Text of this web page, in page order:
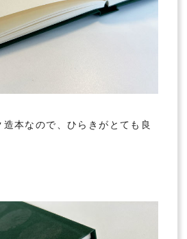
本なので、ひらきがとても良